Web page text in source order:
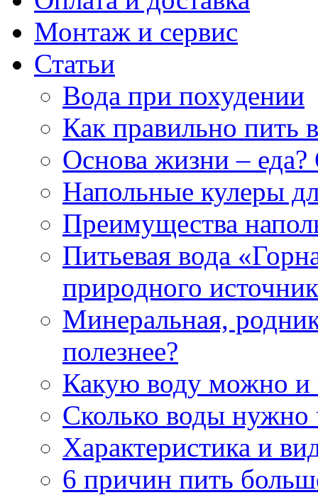
Монтаж и сервис
Статьи
Вода при похудении
Как правильно пить
Основа жизни –
Напольные кулеры
Преимущества
Питьевая вода
природного
Минеральная,
полезнее?
Какую воду можно и
Сколько воды нужно
Характеристика и
6 причин пить